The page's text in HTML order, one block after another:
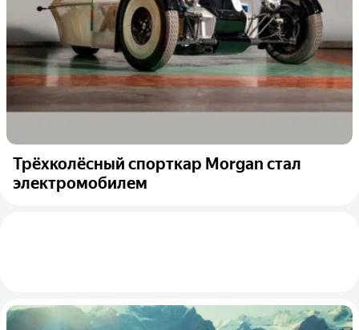
Трёхколёсный спорткар Morgan стал
электромобилем